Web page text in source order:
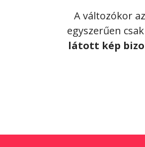
A változókor
egyszerűen
látott kép